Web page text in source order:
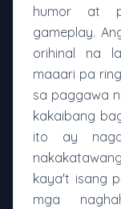
humor at
gameplay.
orihinal na
maaari pa
sa paggawa
kakaibang
ito ay
kaya't isang
mga